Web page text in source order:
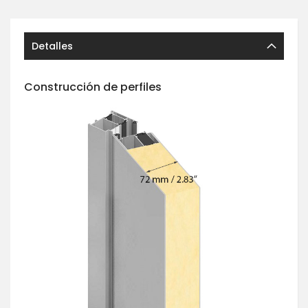
Detalles
Construcción de perfiles